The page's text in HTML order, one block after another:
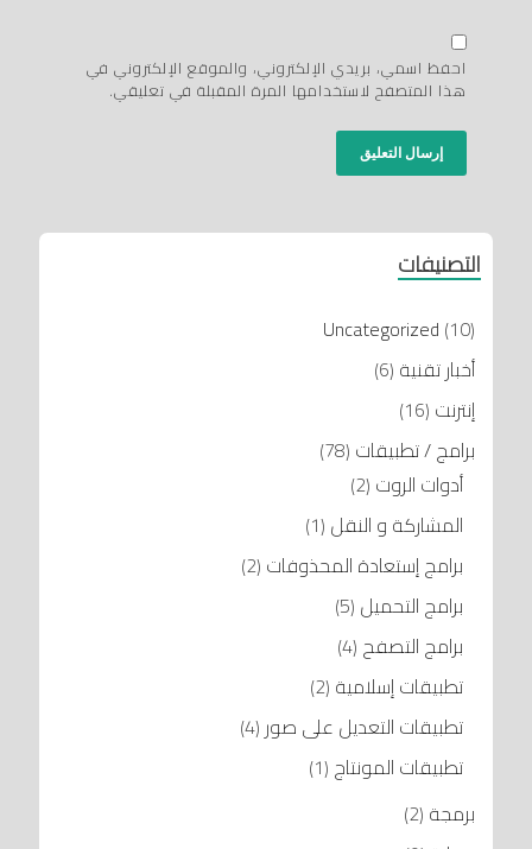
احفظ اسمي، بريدي الإلكتروني، والموقع الإلكتروني في
هذا المتصفح لاستخدامها المرة المقبلة في تعليقي.
التصنيفات
Uncategorized (10)
أخبار تقنية (6)
إنترنت (16)
برامج / تطبيقات (78)
أدوات الروت (2)
المشاركة و النقل (1)
برامج إستعادة المحذوفات (2)
برامج التحميل (5)
برامج التصفح (4)
تطبيقات إسلامية (2)
تطبيقات التعديل على صور (4)
تطبيقات المونتاج (1)
برمجة (2)